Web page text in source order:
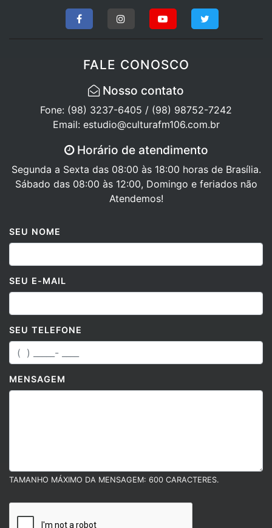
FALE CONOSCO
Nosso contato
Fone: (98) 3237-6405 / (98) 98752-7242
Email: estudio@culturafm106.com.br
Horário de atendimento
Segunda a Sexta das 08:00 às 18:00 horas de Brasília.
Sábado das 08:00 às 12:00, Domingo e feriados não
Atendemos!
SEU NOME
SEU E-MAIL
SEU TELEFONE
MENSAGEM
TAMANHO MÁXIMO DA MENSAGEM: 600 CARACTERES.